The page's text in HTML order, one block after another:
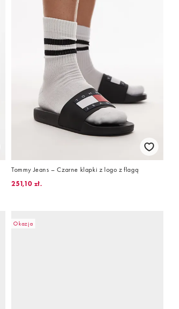
Tommy Jeans – Czarne klapki z logo z flagą
251,10 zł.
Okazja